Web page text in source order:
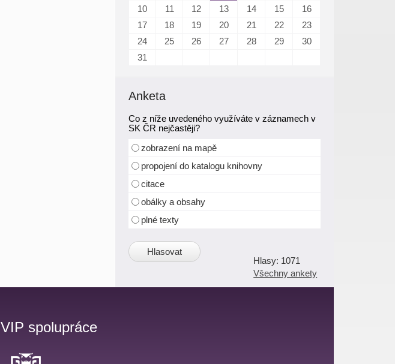
10
11 12 13 14 15
16
17
18 19 20 21 22
23
24
25 26 27 28 29
30
31
Anketa
Co z níže uvedeného využíváte v záznamech v
SK ČR nejčastěji?
zobrazení na mapě
propojení do katalogu knihovny
citace
obálky a obsahy
plné texty
1071
Všechny ankety
VIP spolupráce